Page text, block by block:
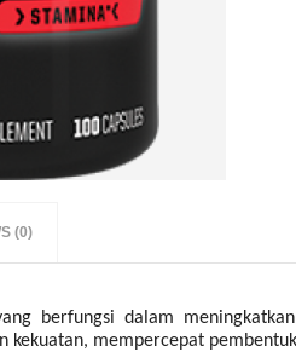
(0)
berfungsi dalam
kekuatan, mempercepat